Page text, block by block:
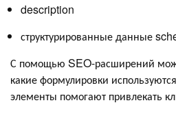
description
структурированные данные
С помощью SEO-расширений
какие формулировки
элементы помогают привлекать